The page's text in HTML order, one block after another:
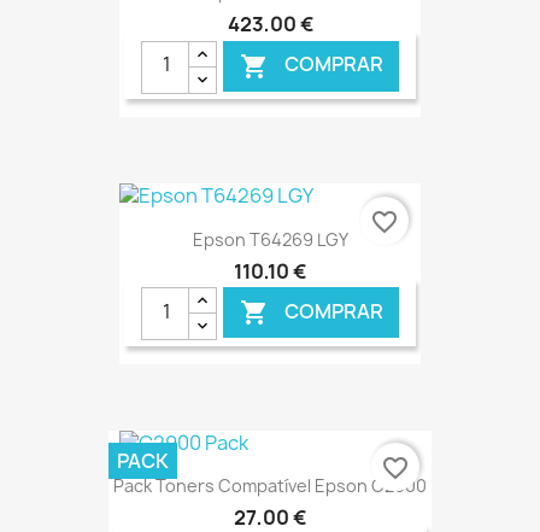
423,00 €
 COMPRAR
€ ONLINE
Epson T64269 LGY
110,10 €
 COMPRAR
€ ONLINE
favorite_border
Pack Toners Compatível Epson C2900
27,00 €
PACK favorite_border